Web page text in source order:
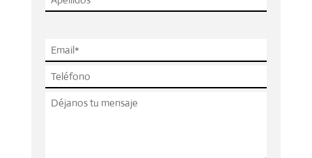
e
a